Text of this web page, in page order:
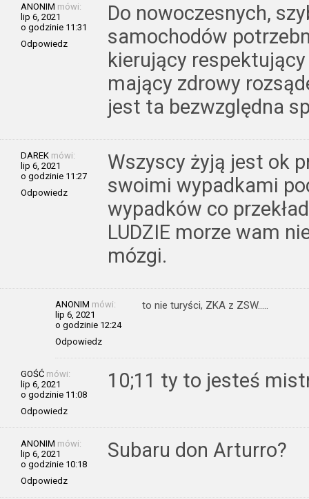
ANONIM mówi:
lip 6, 2021
o godzinie 11:31
Odpowiedz
Do nowoczesnych,
samochodów
kierujący
mający zdrowy
jest ta bezwzględna
DAREK mówi:
lip 6, 2021
o godzinie 11:27
Odpowiedz
Wszyscy żyją jest ok
swoimi wypadkami
wypadków co
LUDZIE morze wam
mózgi.
ANONIM mówi:
lip 6, 2021
o godzinie 12:24
Odpowiedz
to nie turyści, ZKA z ZSW…..
GOŚĆ mówi:
lip 6, 2021
o godzinie 11:08
Odpowiedz
10;11 ty to jesteś
ANONIM mówi:
lip 6, 2021
o godzinie 10:18
Odpowiedz
Subaru don Arturro?